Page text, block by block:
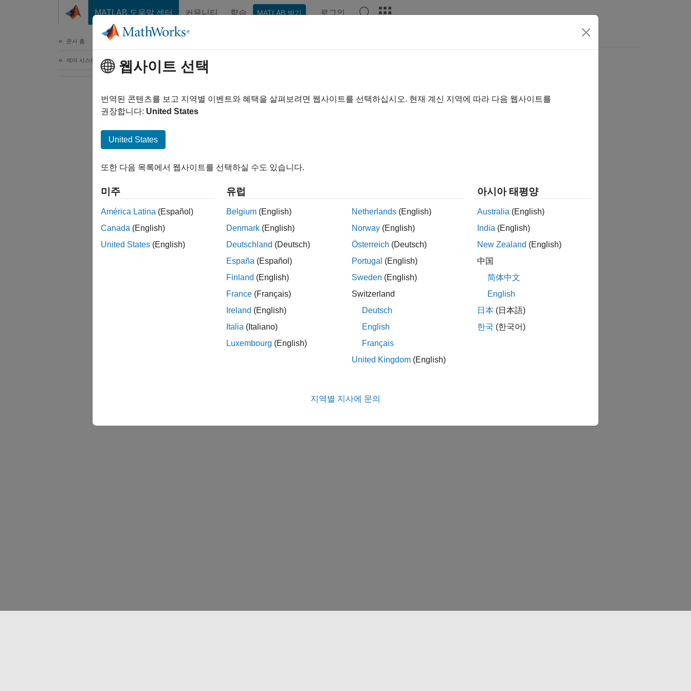
MATLAB 도움말 센터 커뮤니티 학습 MATLAB 받기 로그인
문서 홈
제어 시스템
이 페이지가 얼마나 도움이 되었습니까?
웹사이트 선택
번역된 콘텐츠를 보고 지역별 이벤트와 혜택을 살펴보려면 웹사이트를 선택하십시오. 현재 계신 지역에 따라 다음 웹사이트를
권장합니다: United States
United States
또한 다음 목록에서 웹사이트를 선택하실 수도 있습니다.
미주
América Latina (Español)
Canada (English)
United States (English)
유럽
Belgium (English)
Denmark (English)
Deutschland (Deutsch)
España (Español)
Finland (English)
France (Français)
Ireland (English)
Italia (Italiano)
Luxembourg (English)
Netherlands (English)
Norway (English)
Österreich (Deutsch)
Portugal (English)
Sweden (English)
Switzerland
Deutsch
English
Français
United Kingdom (English)
아시아 태평양
Australia (English)
India (English)
New Zealand (English)
中国
简体中文
English
日本 (日本語)
한국 (한국어)
지역별 지사에 문의